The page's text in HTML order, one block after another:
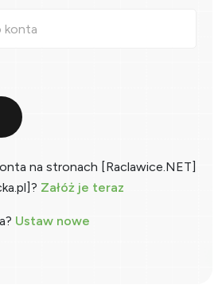
na stronach [Raclawice.NET]
Załóż je teraz
Ustaw nowe